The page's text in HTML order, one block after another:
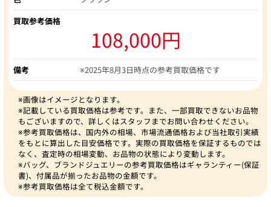
買取参考価格
108,000円
備考 ※2025年8月3日時点の参考買取価格です
※画像はイメージとなります。
※記載している買取価格は参考です。また、一部買取できないお品物
もございますので、詳しくはスタッフまでお問い合わせください。
※参考買取価格は、国内外の相場、市場流通価格および当社取引実績
をもとに算出した目安価格です。実際の買取価格を保証するものでは
なく、査定時の相場変動、お品物の状態により変動します。
※バッグ、ブランドジュエリーの参考買取価格はギャランティー(保証
書)、付属品が揃ったお品物の金額です。
※参考買取価格は全て税込金額です。